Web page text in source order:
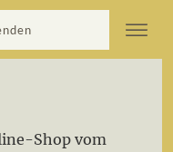
Shop vom